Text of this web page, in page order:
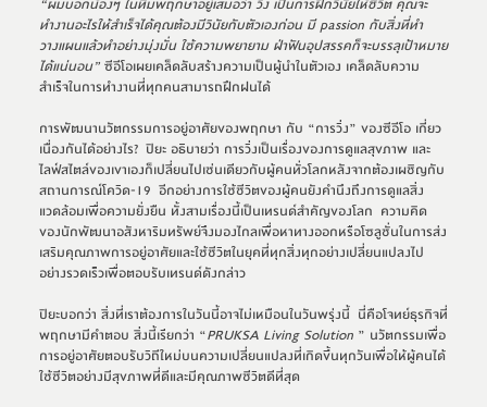
“ผมบอกน้องๆ ในทีมพฤกษาอยู่เสมอว่า วิ่ง เป็นการฝึกวินัยให้ชีวิต คุณจะ
ทำงานอะไรให้สำเร็จได้คุณต้องมีวินัยกับตัวเองก่อน มี passion กับสิ่งที่ทำ
วางแผนแล้วทำอย่างมุ่งมั่น ใช้ความพยายาม ฝ่าฟันอุปสรรคก็จะบรรลุเป้าหมาย
ได้แน่นอน” ซีอีโอเผยเคล็ดลับสร้างความเป็นผู้นำในตัวเอง เคล็ดลับความ
สำเร็จในการทำงานที่ทุกคนสามารถฝึกฝนได้
การพัฒนานวัตกรรมการอยู่อาศัยของพฤกษา กับ “การวิ่ง” ของซีอีโอ เกี่ยว
เนื่องกันได้อย่างไร?  ปิยะ อธิบายว่า การวิ่งเป็นเรื่องของการดูแลสุขภาพ และ
ไลฟ์สไตล์ของเขาเองก็เปลี่ยนไปเช่นเดียวกับผู้คนทั่วโลกหลังจากต้องเผชิญกับ
สถานการณ์โควิด-19  อีกอย่างการใช้ชีวิตของผู้คนยังคำนึงถึงการดูแลสิ่ง
แวดล้อมเพื่อความยั่งยืน ทั้งสามเรื่องนี้เป็นเทรนด์สำคัญของโลก  ความคิด
ของนักพัฒนาอสังหาริมทรัพย์จึงมองไกลเพื่อหาทางออกหรือโซลูชั่นในการส่ง
เสริมคุณภาพการอยู่อาศัยและใช้ชีวิตในยุคที่ทุกสิ่งทุกอย่างเปลี่ยนแปลงไป
อย่างรวดเร็วเพื่อตอบรับเทรนด์ดังกล่าว
ปิยะบอกว่า สิ่งที่เราต้องการในวันนี้อาจไม่เหมือนในวันพรุ่งนี้  นี่คือโจทย์ธุรกิจที่
พฤกษามีคำตอบ สิ่งนี้เรียกว่า “PRUKSA Living Solution ” นวัตกรรมเพื่อ
การอยู่อาศัยตอบรับวิถีใหม่บนความเปลี่ยนแปลงที่เกิดขึ้นทุกวันเพื่อให้ผู้คนได้
ใช้ชีวิตอย่างมีสุขภาพที่ดีและมีคุณภาพชีวิตดีที่สุด